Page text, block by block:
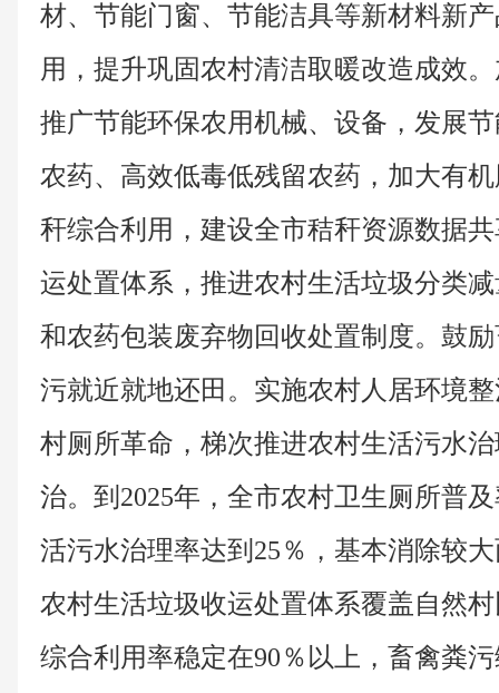
材、节能门窗、节能洁具等新材料新
用，提升巩固农村清洁取暖改造成效
推广节能环保农用机械、设备，发展
农药、高效低毒低残留农药，加大有
秆综合利用，建设全市秸秆资源数据
运处置体系，推进农村生活垃圾分类
和农药包装废弃物回收处置制度。鼓
污就近就地还田。实施农村人居环境
村厕所革命，梯次推进农村生活污水
治。到2025年，全市农村卫生厕所普
活污水治理率达到25％，基本消除较
农村生活垃圾收运处置体系覆盖自然
综合利用率稳定在90％以上，畜禽粪